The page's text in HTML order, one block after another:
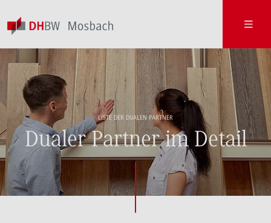
LISTE DER DUALEN PARTNER
Dualer Partner im Detail